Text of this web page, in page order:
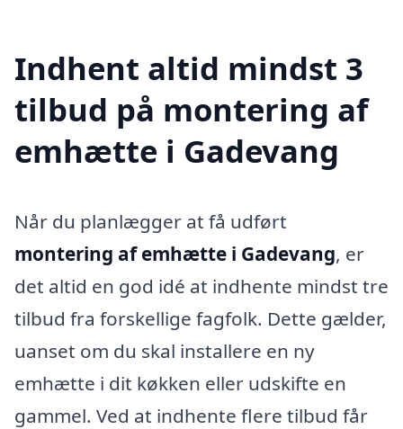
Indhent altid mindst 3
tilbud på montering af
emhætte i Gadevang
Når du planlægger at få udført
montering af emhætte i Gadevang, er
det altid en god idé at indhente mindst tre
tilbud fra forskellige fagfolk. Dette gælder,
uanset om du skal installere en ny
emhætte i dit køkken eller udskifte en
gammel. Ved at indhente flere tilbud får